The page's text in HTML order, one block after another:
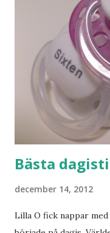
Bästa
december 14, 2012
Lilla O fick nappar